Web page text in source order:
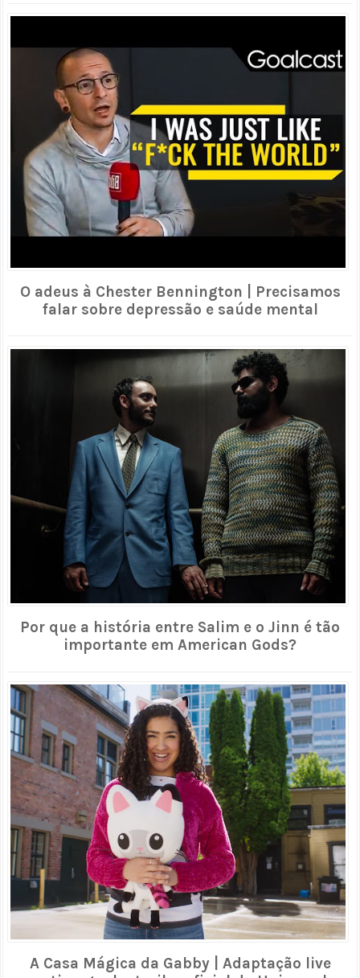
O adeus à Chester Bennington | Precisamos
falar sobre depressão e saúde mental
Por que a história entre Salim e o Jinn é tão
importante em American Gods?
A Casa Mágica da Gabby | Adaptação live